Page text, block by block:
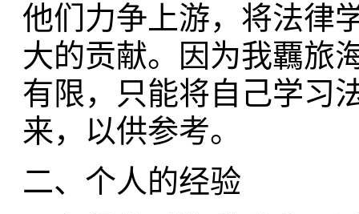
他们力争上游，将法律
大的贡献。因为我覊旅
有限，只能将自己学习
来，以供参考。
二、个人的经验